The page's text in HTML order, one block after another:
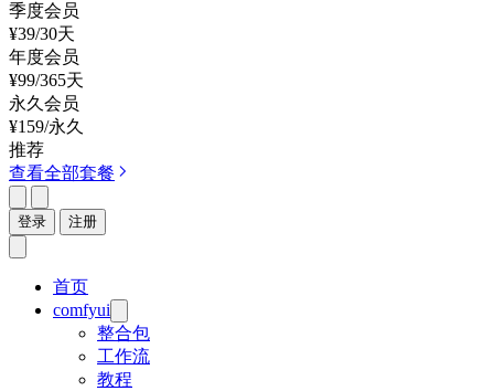
季度会员
¥39/30天
年度会员
¥99/365天
永久会员
¥159/永久
推荐
查看全部套餐
登录 注册
首页
comfyui
整合包
工作流
教程